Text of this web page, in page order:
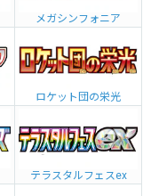
メガシンフォニア
ロケット団の栄光
テラスタルフェスex